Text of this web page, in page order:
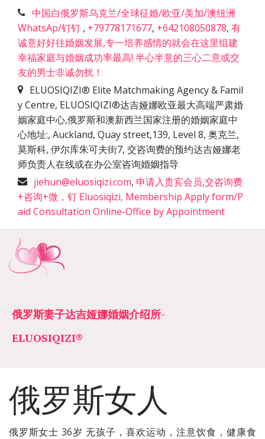
中国白俄罗斯乌克兰/全球征婚/欧亚/美加/澳纽洲
WhatsAp/钉钉 , +79778171677, +642108050878, 有
诚意好好往婚姻发展,专一培养感情的就会在这里组建
幸福家庭与婚姻成功率最高! 半心半意的三心二意或交
友的男士非诚勿扰！
ELUOSIQIZI® Elite Matchmaking Agency & Famil
y Centre, ELUOSIQIZI®达吉娅娜欧亚最大高端严肃婚
姻家庭中心,俄罗斯和澳新西兰国家注册的婚姻家庭中
心地址:, Auckland, Quay street,139, Level 8, 奥克兰,
莫斯科, 伊尔库朱可夫街7, 交咨询费的预约达吉娅娜老
师负责人在线或在办公室咨询婚姻指导
jiehun@eluosiqizi.com, 申请入贵宾会员,交咨询费
+咨询+微，钉 Eluosiqizi, Membership Apply form/P
aid Consultation Online-Office by Appointment
俄罗斯妻子达吉娅娜婚姻介绍所­­
ELUOSIQIZI®
俄罗斯女人
俄罗斯女士 36岁 无孩子，喜欢运动，注意饮食，健康食